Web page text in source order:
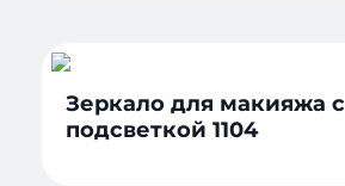
Зеркало для макияжа с
подсветкой 1104